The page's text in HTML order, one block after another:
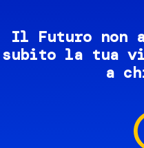
Il Futuro non
subito la tua
a